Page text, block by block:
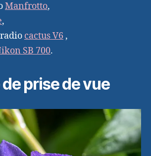
Manfrotto,
,
cactus V6 ,
SB 700.
prise de vue